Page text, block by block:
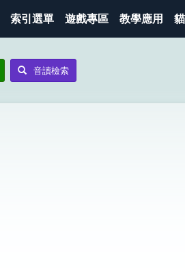
索引選單 遊戲專區 教學應用
音讀檢索